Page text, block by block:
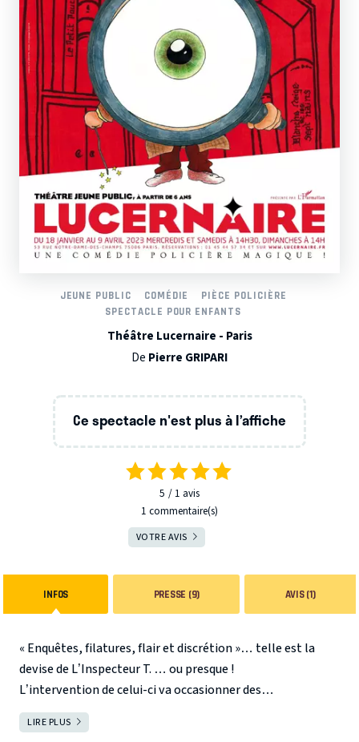
JEUNE PUBLIC COMÉDIE
PIÈCE POLICIÈRE
SPECTACLE POUR ENFANTS
Théâtre Lucernaire - Paris
De Pierre GRIPARI
Ce spectacle n'est plus à l’affiche
5 1 avis
1 commentaire(s)
VOTRE AVIS
INFOS PRESSE (9) AVIS (1)
« Enquêtes, filatures, flair et discrétion »… telle est la
devise de L’Inspecteur T. … ou presque !
L’intervention de celui-ci va occasionner des
rebondissements inattendus dans les fables de notre
enfance. Les contes s’emmêlent et les héros se
LIRE PLUS